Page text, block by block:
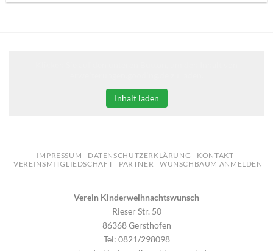
Inhalt laden
IMPRESSUM DATENSCHUTZERKLÄRUNG
KONTAKT
VEREINSMITGLIEDSCHAFT
PARTNER WUNSCHBAUM ANMELDEN
Verein Kinderweihnachtswunsch
Rieser Str. 50
86368 Gersthofen
Tel: 0821/298098